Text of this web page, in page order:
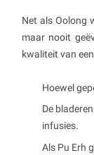
Net als Oolong
maar nooit
kwaliteit van
Hoewel
De
infusies.
Als Pu Erh